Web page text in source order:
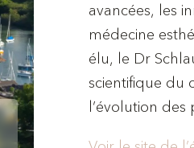
avancées, les
médecine
élu, le Dr
scientifique du
l’évolution des